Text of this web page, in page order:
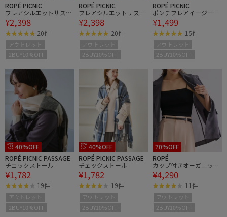
ROPÉ PICNIC
フレアシルエットサスペ
ンダー付きパンツ
¥2,398
20件
アウトレット
2BUY10%OFF
ROPÉ PICNIC
フレアシルエットサスペ
ンダー付きパンツ
¥2,398
20件
アウトレット
2BUY10%OFF
ROPÉ PICNIC
ポンチフレアイージース
カート/セットアップ対
応
¥1,499
15件
アウトレット
2BUY10%OFF
40%OFF
ROPÉ PICNIC PASSAGE
チェックストール
¥1,782
19件
アウトレット
2BUY10%OFF
40%OFF
ROPÉ PICNIC PASSAGE
チェックストール
¥1,782
19件
アウトレット
2BUY10%OFF
70%OFF
ROPÉ
カップ付きオーガニック
コットンキャミソール/
洗える
¥4,290
11件
アウトレット
2BUY10%OFF